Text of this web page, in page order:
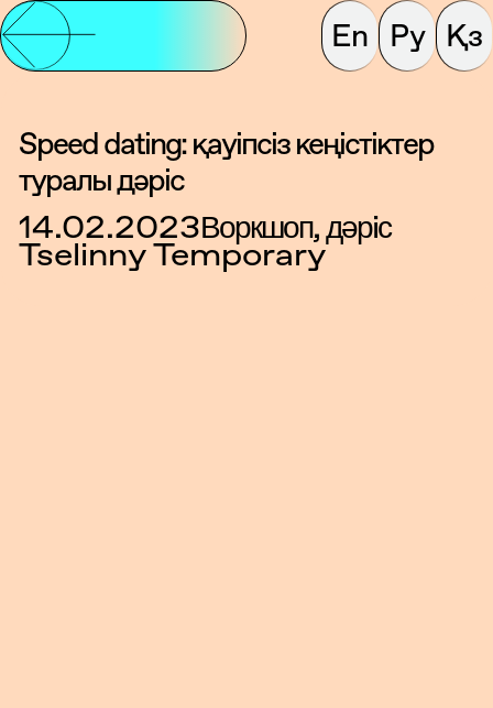
En Ру Қз
Speed dating: қауіпсіз кеңістіктер
туралы дәріс
14.02.2023Воркшоп, дәрiс
Tselinny Temporary